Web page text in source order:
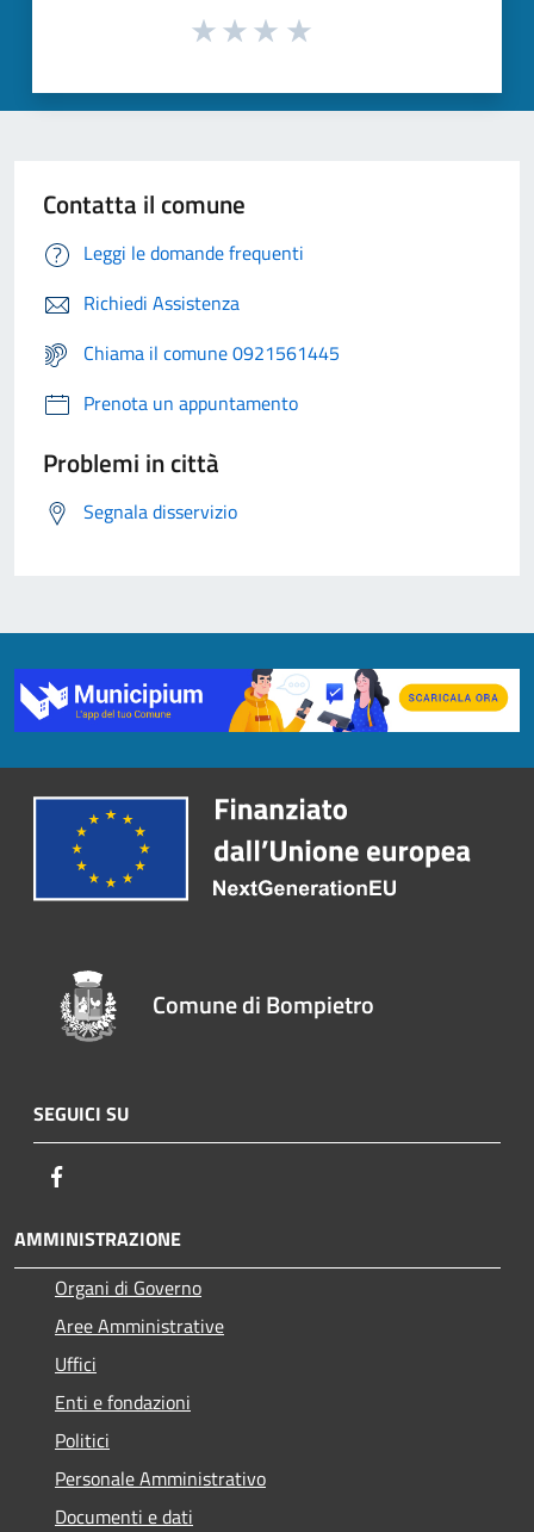
Contatta il comune
Leggi le domande frequenti
Richiedi Assistenza
Chiama il comune 0921561445
Prenota un appuntamento
Problemi in città
Segnala disservizio
Comune di Bompietro
SEGUICI SU
AMMINISTRAZIONE
Organi di Governo
Aree Amministrative
Uffici
Enti e fondazioni
Politici
Personale Amministrativo
Documenti e dati